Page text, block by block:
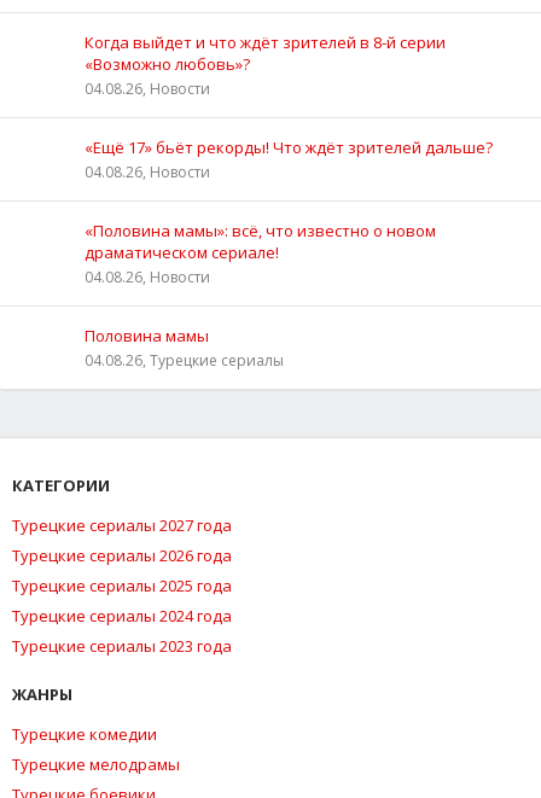
Когда выйдет и что ждёт зрителей в 8-й серии
«Возможно любовь»?
04.08.26, Новости
«Ещё 17» бьёт рекорды! Что ждёт зрителей дальше?
04.08.26, Новости
«Половина мамы»: всё, что известно о новом
драматическом сериале!
04.08.26, Новости
Половина мамы
04.08.26, Турецкие сериалы
КАТЕГОРИИ
Турецкие сериалы 2027 года
Турецкие сериалы 2026 года
Турецкие сериалы 2025 года
Турецкие сериалы 2024 года
Турецкие сериалы 2023 года
ЖАНРЫ
Турецкие комедии
Турецкие мелодрамы